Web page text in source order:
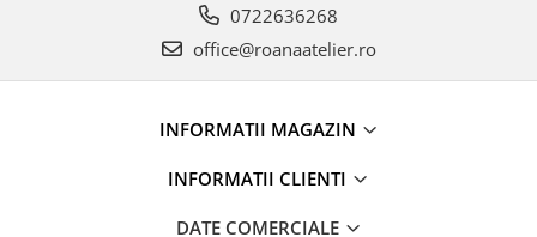
0722636268
office@roanaatelier.ro
INFORMATII MAGAZIN
INFORMATII CLIENTI
DATE COMERCIALE